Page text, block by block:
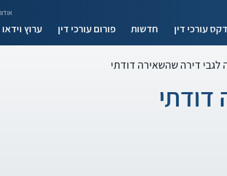
עורכי דין חדשות פורום עורכי דין ערוץ וידאו
לגבי דירה שהשאירה דודתי
דודתי